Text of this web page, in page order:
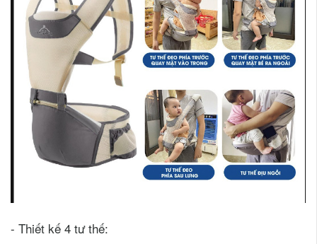
- Thiết kế 4 tư thế: